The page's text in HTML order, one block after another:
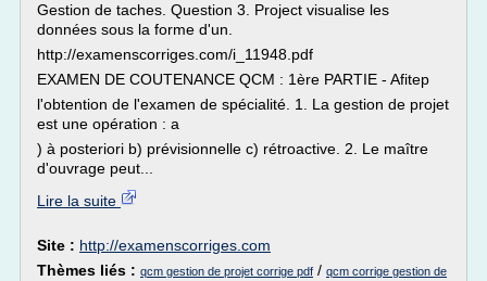
Gestion de taches. Question 3. Project visualise les
données sous la forme d'un.
http://examenscorriges.com/i_11948.pdf
EXAMEN DE COUTENANCE QCM : 1ère PARTIE - Afitep
l'obtention de l'examen de spécialité. 1. La gestion de projet
est une opération : a
) à posteriori b) prévisionnelle c) rétroactive. 2. Le maître
d'ouvrage peut...
Lire la suite
Site : http://examenscorriges.com
Thèmes liés : qcm gestion de projet corrige pdf / qcm corrige gestion de